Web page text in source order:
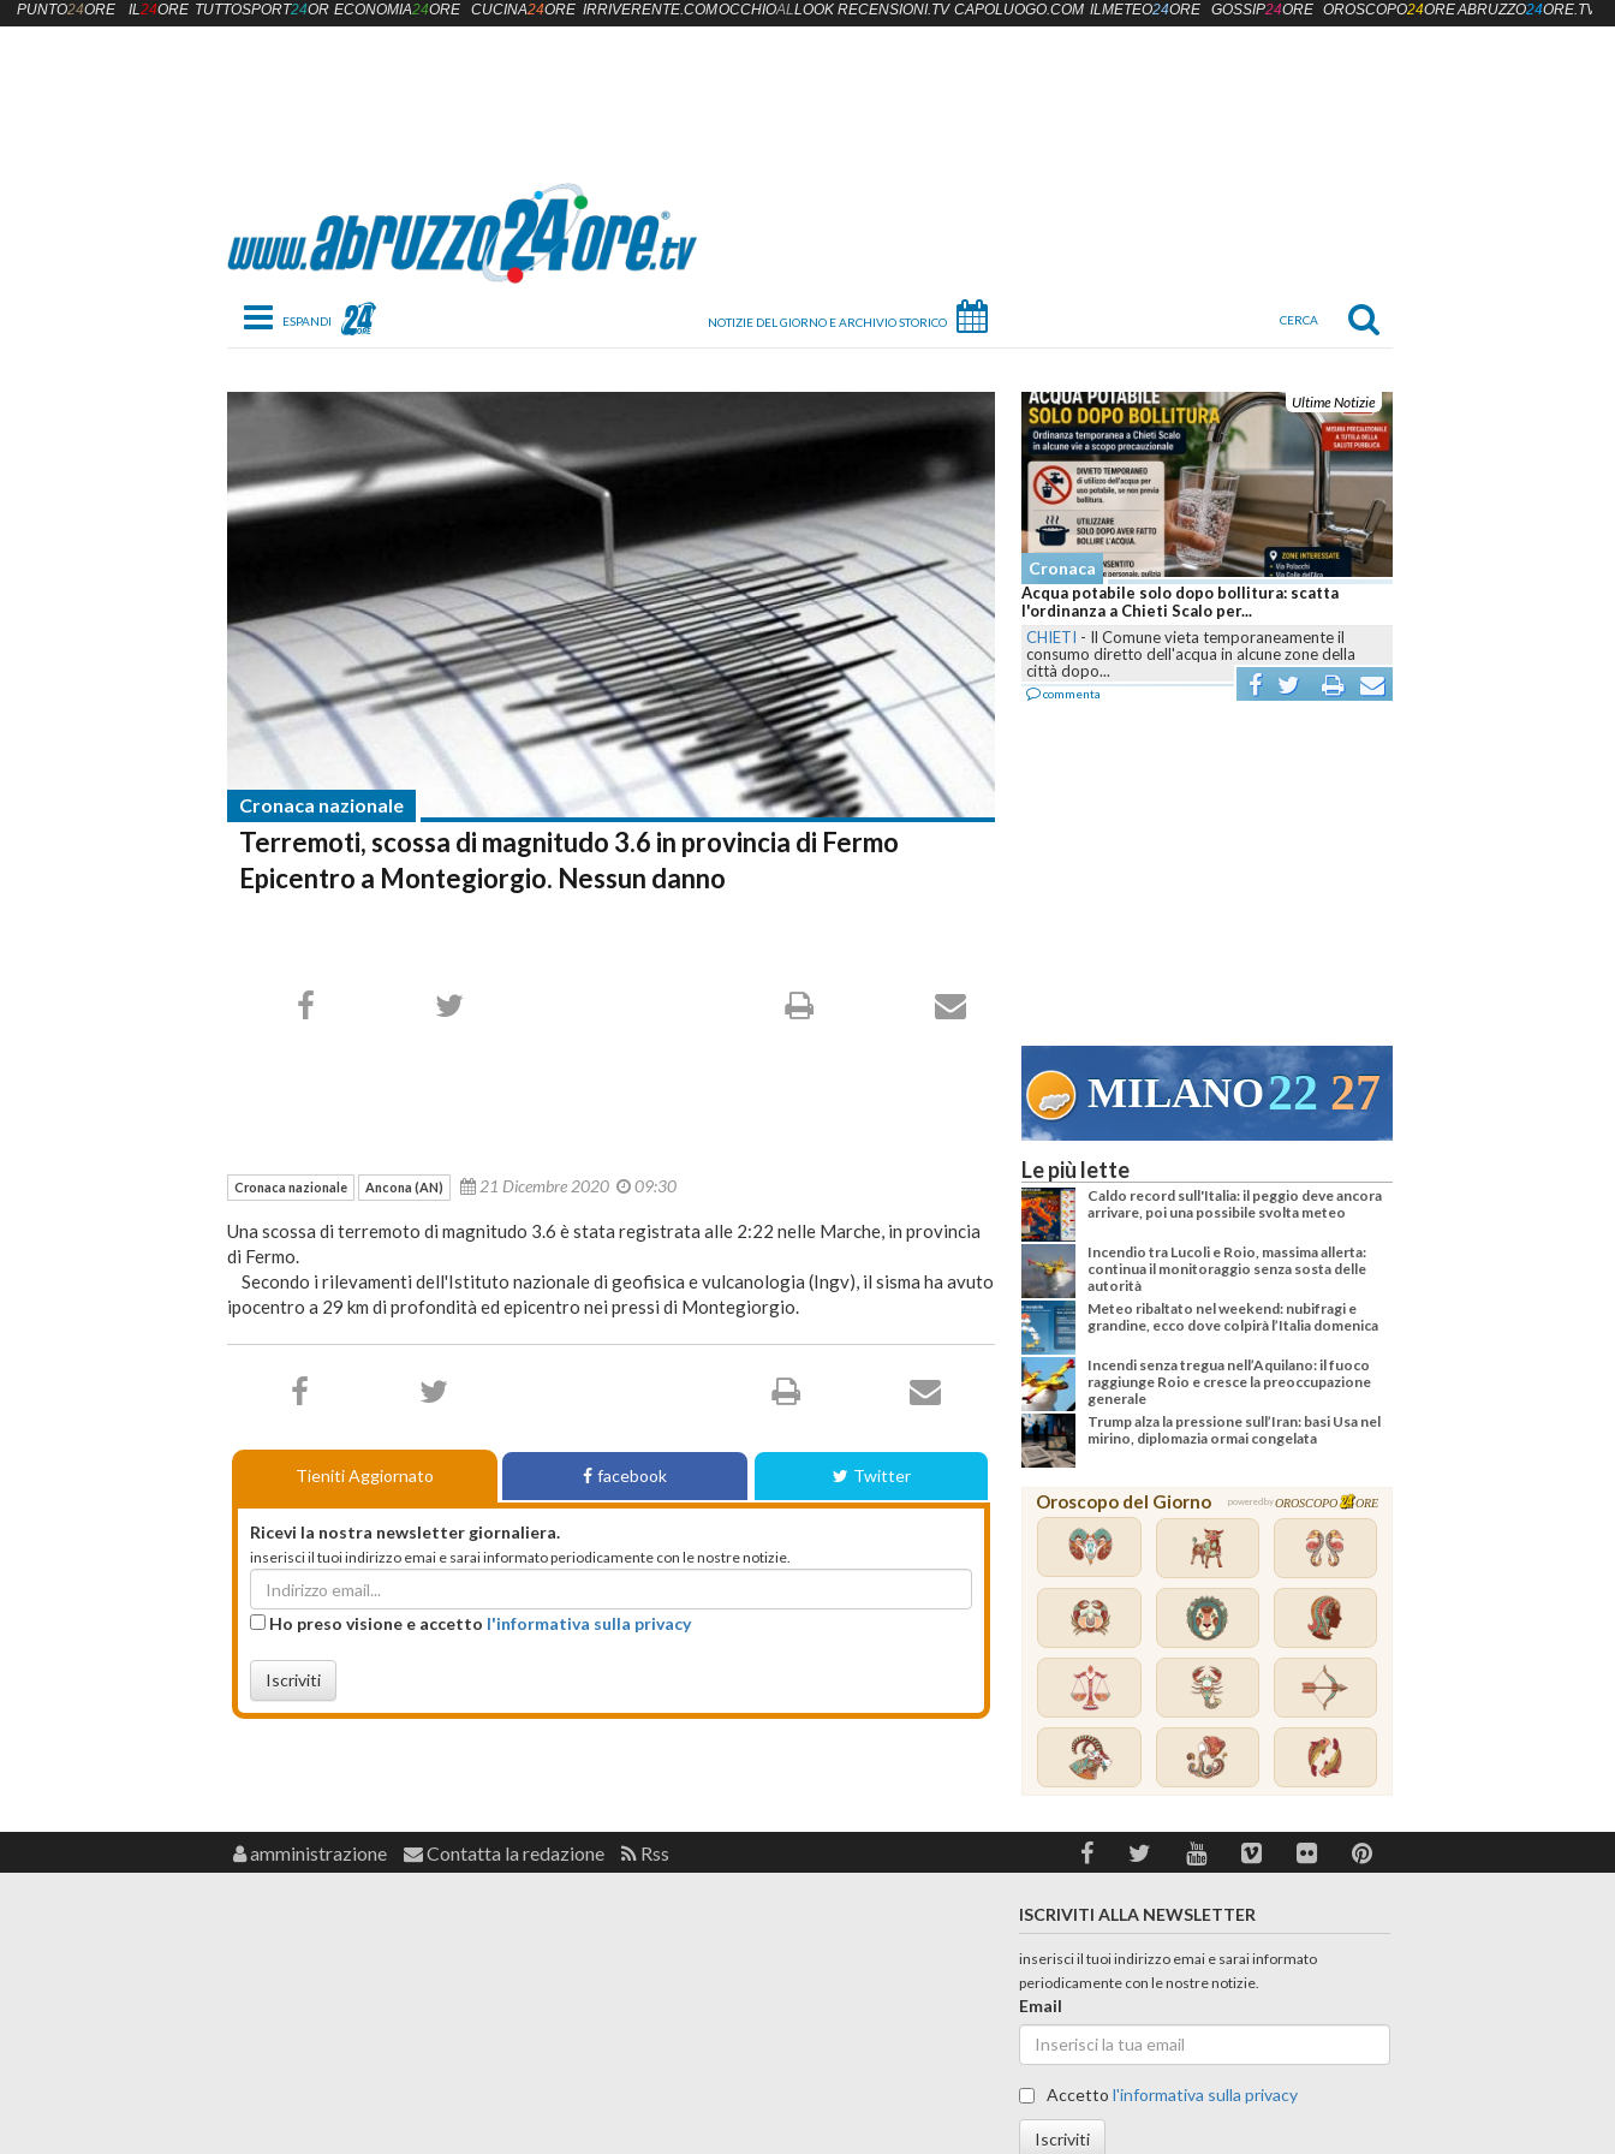
Toggle navigation
Cronaca nazionale
Terremoti, scossa di magnitudo 3.6 in provincia di Fermo
Epicentro a Montegiorgio. Nessun danno
Ultime Notizie
Cronaca
Acqua potabile solo dopo bollitura: scatta
l'ordinanza a Chieti Scalo per...
CHIETI - Il Comune vieta temporaneamente il
consumo diretto dell'acqua in alcune zone della
città dopo...
commenta
MILANO22 27
Cronaca nazionale Ancona (AN) 21 Dicembre 2020 09:30
Una scossa di terremoto di magnitudo 3.6 è stata registrata alle 2:22 nelle Marche, in provincia
di Fermo.
Secondo i rilevamenti dell'Istituto nazionale di geofisica e vulcanologia (Ingv), il sisma ha avuto
ipocentro a 29 km di profondità ed epicentro nei pressi di Montegiorgio.
Tieniti Aggiornato facebook Twitter
Ricevi la nostra newsletter giornaliera.
inserisci il tuoi indirizzo emai e sarai informato periodicamente con le nostre notizie.
Ho preso visione e accetto l'informativa sulla privacy
Iscriviti
Le più lette
Caldo record sull'Italia: il peggio deve ancora
arrivare, poi una possibile svolta meteo
Incendio tra Lucoli e Roio, massima allerta:
continua il monitoraggio senza sosta delle
autorità
Meteo ribaltato nel weekend: nubifragi e
grandine, ecco dove colpirà l’Italia domenica
Incendi senza tregua nell’Aquilano: il fuoco
raggiunge Roio e cresce la preoccupazione
generale
Trump alza la pressione sull’Iran: basi Usa nel
mirino, diplomazia ormai congelata
Oroscopo del Giorno powered byOROSCOPO ORE
PUNTO24ORE IL24ORE TUTTOSPORT24OREECONOMIA24ORE CUCINA24ORE IRRIVERENTE.COMOCCHIOALLOOK RECENSIONI.TV CAPOLUOGO.COM ILMETEO24ORE GOSSIP24ORE OROSCOPO24OREABRUZZO24ORE.TV
amministrazione Contatta la redazione Rss
ISCRIVITI ALLA NEWSLETTER
inserisci il tuoi indirizzo emai e sarai informato
periodicamente con le nostre notizie.
Email
Accettol'informativa sulla privacy
Iscriviti